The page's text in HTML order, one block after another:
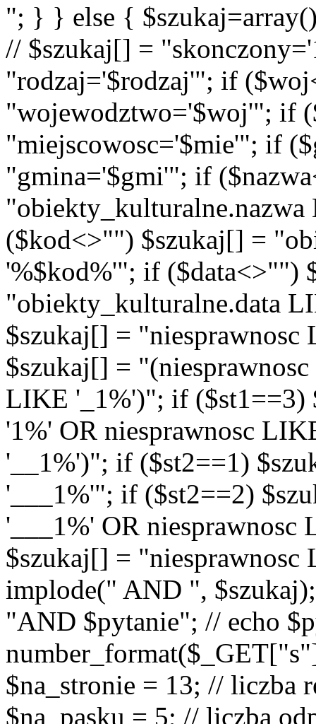
"; } } else {
// $szukaj[] =
"rodzaj='$rodzaj'"; if
"wojewodztwo='$woj'"; if
"miejscowosc='$mie'"; if
"gmina='$gmi'"; if
($kod<>"") $szukaj[] =
'%$kod%'"; if ($data<>"")
"obiekty_kulturalne.data
$szukaj[] =
$szukaj[] =
LIKE '_1%')"; if ($st1==3)
'1%' OR niesprawnosc
'__1%')"; if ($st2==1)
'___1%'"; if ($st2==2)
'___1%' OR
$szukaj[] =
implode(" AND ",
"AND $pytanie"; // echo
$na_stronie = 13; // liczba
$na_pasku = 5; // liczba